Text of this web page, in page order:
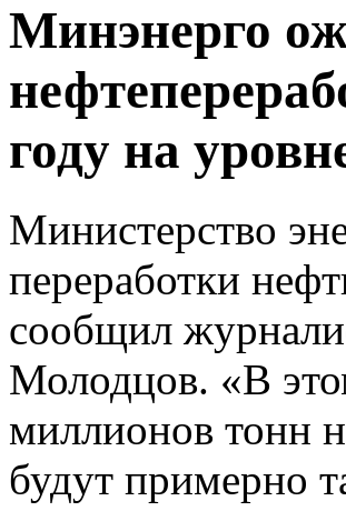
Минэнерго
году на
Министерство
переработки
сообщил
Молодцов. «В
миллионов тонн
будут примерно